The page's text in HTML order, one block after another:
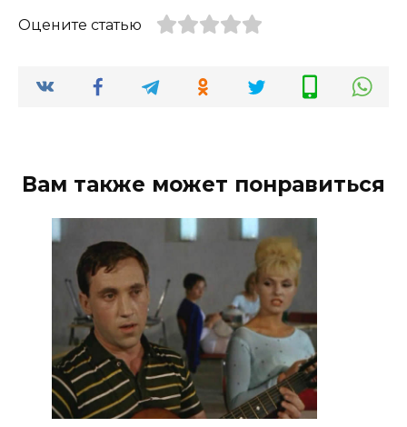
Оцените статью
Вам также может понравиться